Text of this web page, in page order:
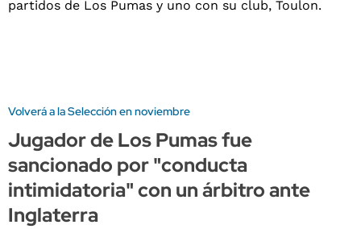
Volverá a la Selección en noviembre
Jugador de Los Pumas fue
sancionado por "conducta
intimidatoria" con un árbitro ante
Inglaterra